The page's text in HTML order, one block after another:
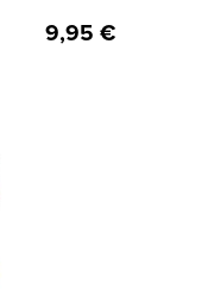
9,95 €